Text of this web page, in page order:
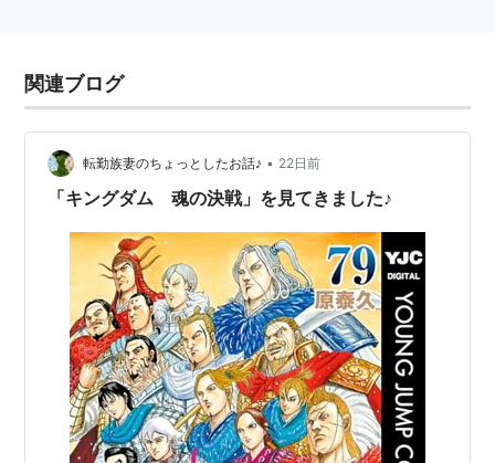
関連ブログ
転勤族妻のちょっとしたお話♪ • 22日前
「キングダム 魂の決戦」を見てきました♪